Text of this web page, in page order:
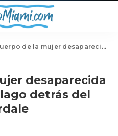
la mujer desaparecida de Utah sacó del lago detrás del hotel Fort Lauderdale
desaparecida
detrás del